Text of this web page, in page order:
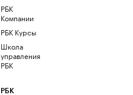
РБК
Компании
РБК Курсы
Школа
управления
РБК
РБК